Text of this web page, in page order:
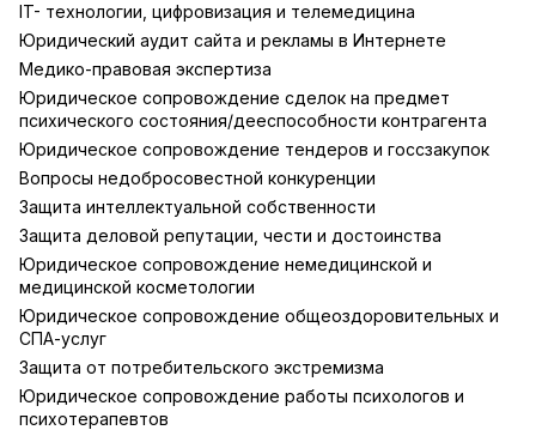
IT- технологии, цифровизация и телемедицина
Юридический аудит сайта и рекламы в Интернете
Медико-правовая экспертиза
Юридическое сопровождение сделок на предмет
психического состояния/дееспособности контрагента
Юридическое сопровождение тендеров и госсзакупок
Вопросы недобросовестной конкуренции
Защита интеллектуальной собственности
Защита деловой репутации, чести и достоинства
Юридическое сопровождение немедицинской и
медицинской косметологии
Юридическое сопровождение общеоздоровительных и
СПА-услуг
Защита от потребительского экстремизма
Юридическое сопровождение работы психологов и
психотерапевтов